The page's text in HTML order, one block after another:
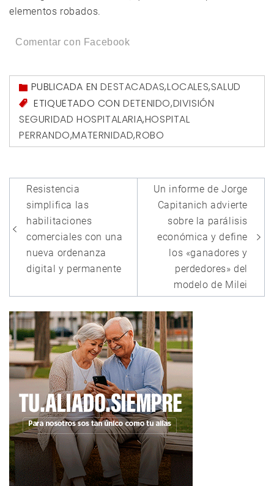
elementos robados.
Comentar con Facebook
PUBLICADA ENDESTACADAS,LOCALES,SALUD
ETIQUETADO CONDETENIDO,DIVISIÓN
SEGURIDAD HOSPITALARIA,HOSPITAL
PERRANDO,MATERNIDAD,ROBO
Navegación
de
entradas
Resistencia
simplifica las
habilitaciones
comerciales con una
nueva ordenanza
digital y permanente
Un informe de Jorge
Capitanich advierte
sobre la parálisis
económica y define
los «ganadores y
perdedores» del
modelo de Milei